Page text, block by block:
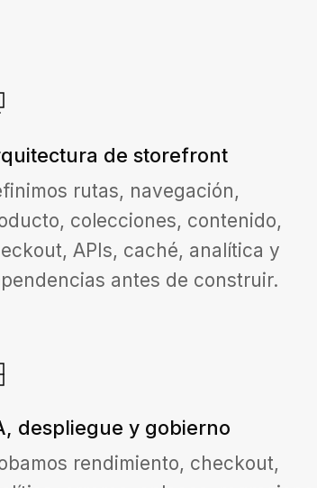
de storefront
rutas, navegación,
colecciones, contenido,
APIs, caché, analítica y
antes de construir.
despliegue y gobierno
rendimiento, checkout,